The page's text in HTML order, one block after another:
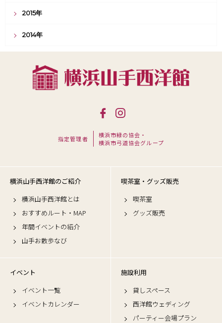
2015年
2014年
指定管理者
横浜市緑の協会・
横浜市弓道協会グループ
横浜山手西洋館のご紹介
横浜山手西洋館とは
おすすめルート・MAP
年間イベントの紹介
山手お散歩なび
喫茶室・グッズ販売
喫茶室
グッズ販売
イベント
イベント一覧
イベントカレンダー
施設利用
貸しスペース
西洋館ウェディング
パーティー会場プラン